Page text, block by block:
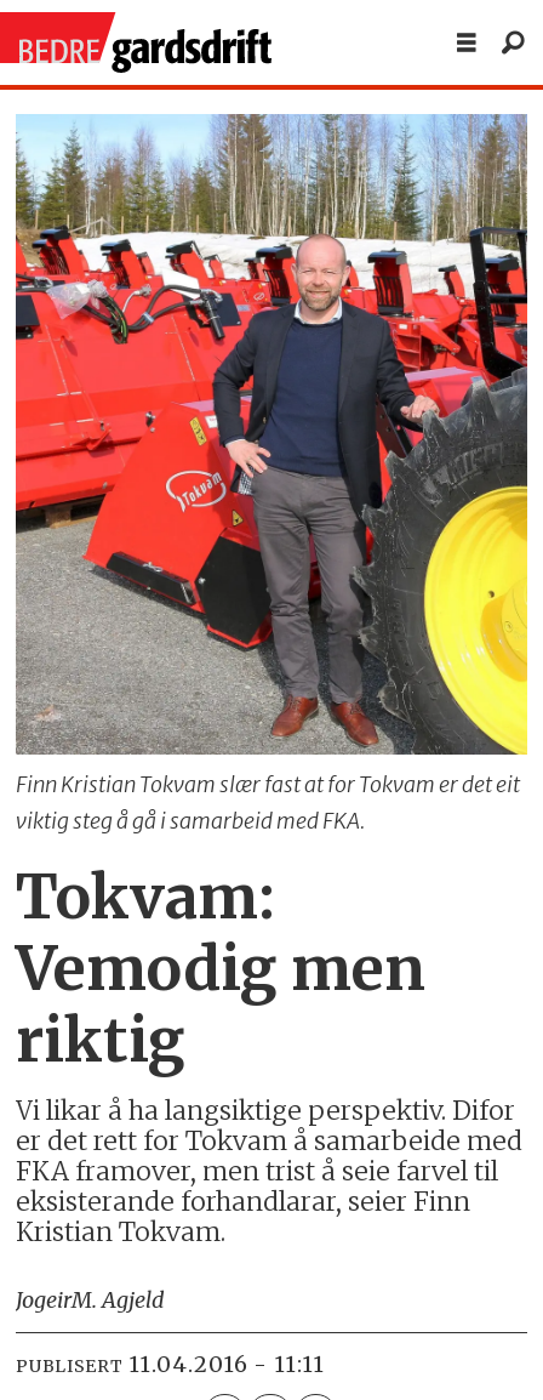
Finn Kristian Tokvam slær fast at for Tokvam er det eit
viktig steg å gå i samarbeid med FKA.
Tokvam:
Vemodig men
riktig
Vi likar å ha langsiktige perspektiv. Difor
er det rett for Tokvam å samarbeide med
FKA framover, men trist å seie farvel til
eksisterande forhandlarar, seier Finn
Kristian Tokvam.
JogeirM. Agjeld
PUBLISERT 11.04.2016 - 11:11